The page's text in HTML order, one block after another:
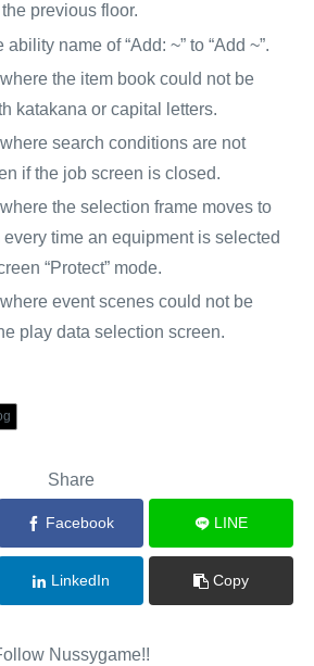
previous floor.
name of “Add: ~” to “Add ~”.
the item book could not be
katakana or capital letters.
search conditions are not
if the job screen is closed.
the selection frame moves to
time an equipment is selected
“Protect” mode.
event scenes could not be
play data selection screen.
Share
Facebook LINE
LinkedIn Copy
Nussygame!!